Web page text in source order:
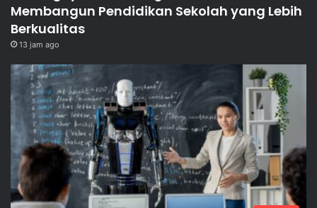
Membangun Pendidikan Sekolah yang Lebih
Berkualitas
13 jam ago